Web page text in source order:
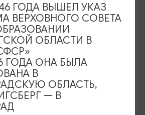
ГОДА ВЫШЕЛ УКАЗ
ВЕРХОВНОГО СОВЕТА
ОБЛАСТИ В
ГОДА ОНА БЫЛА
В
ОБЛАСТЬ,
— В